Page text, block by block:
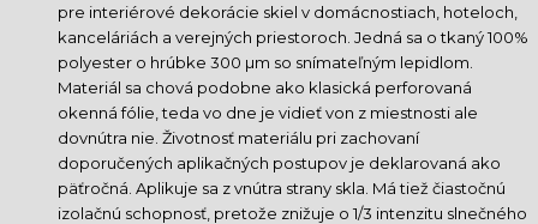
pre interiérové dekorácie skiel v domácnostiach, hoteloch,
kanceláriách a verejných priestoroch. Jedná sa o tkaný 100%
polyester o hrúbke 300 µm so snímateľným lepidlom.
Materiál sa chová podobne ako klasická perforovaná
okenná fólie, teda vo dne je vidieť von z miestnosti ale
dovnútra nie. Životnosť materiálu pri zachovaní
doporučených aplikačných postupov je deklarovaná ako
päťročná. Aplikuje sa z vnútra strany skla. Má tiež čiastočnú
izolačnú schopnosť, pretože znižuje o 1/3 intenzitu slnečného